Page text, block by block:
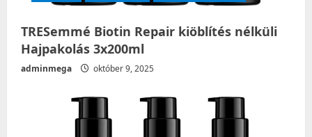
TRESemmé Biotin Repair kiöblítés nélküli
Hajpakolás 3x200ml
adminmega október 9, 2025